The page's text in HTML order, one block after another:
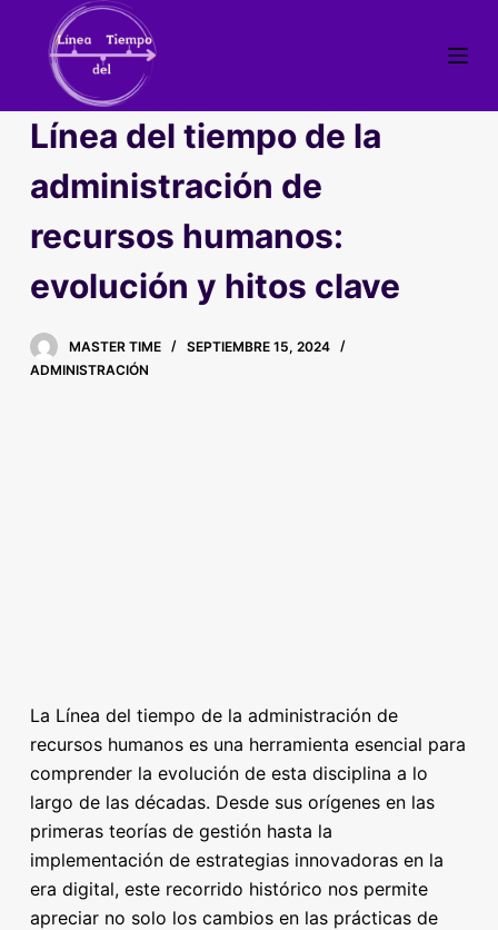
t
a
o
e
Línea del tiempo de la
administración de
recursos humanos:
evolución y hitos clave
MASTER TIME
SEPTIEMBRE 15, 2024
ADMINISTRACIÓN
La Línea del tiempo de la administración de
recursos humanos es una herramienta esencial para
comprender la evolución de esta disciplina a lo
largo de las décadas. Desde sus orígenes en las
primeras teorías de gestión hasta la
implementación de estrategias innovadoras en la
era digital, este recorrido histórico nos permite
apreciar no solo los cambios en las prácticas de